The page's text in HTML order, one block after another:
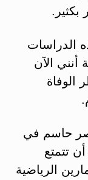
بكثير.
الدراسات
أنني الآن
الوفاة
حاسم في
تتمتع
الرياضية